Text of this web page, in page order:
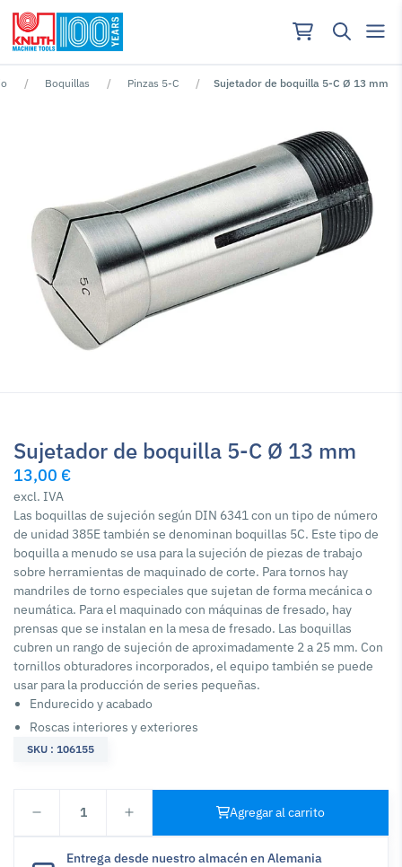
Boquillas Pinzas 5-C Sujetador de boquilla 5-C Ø 13 mm
Sujetador de boquilla 5-C Ø 13 mm
13,00 €
excl. IVA
Las boquillas de sujeción según DIN 6341 con un tipo de número
de unidad 385E también se denominan boquillas 5C. Este tipo de
boquilla a menudo se usa para la sujeción de piezas de trabajo
sobre herramientas de maquinado de corte. Para tornos hay
mandriles de torno especiales que sujetan de forma mecánica o
neumática. Para el maquinado con máquinas de fresado, hay
prensas que se instalan en la mesa de fresado. Las boquillas
cubren un rango de sujeción de aproximadamente 2 a 25 mm. Con
tornillos obturadores incorporados, el equipo también se puede
usar para la producción de series pequeñas.
Endurecido y acabado
Roscas interiores y exteriores
SKU : 106155
1 Agregar al carrito
Entrega desde nuestro almacén en Alemania